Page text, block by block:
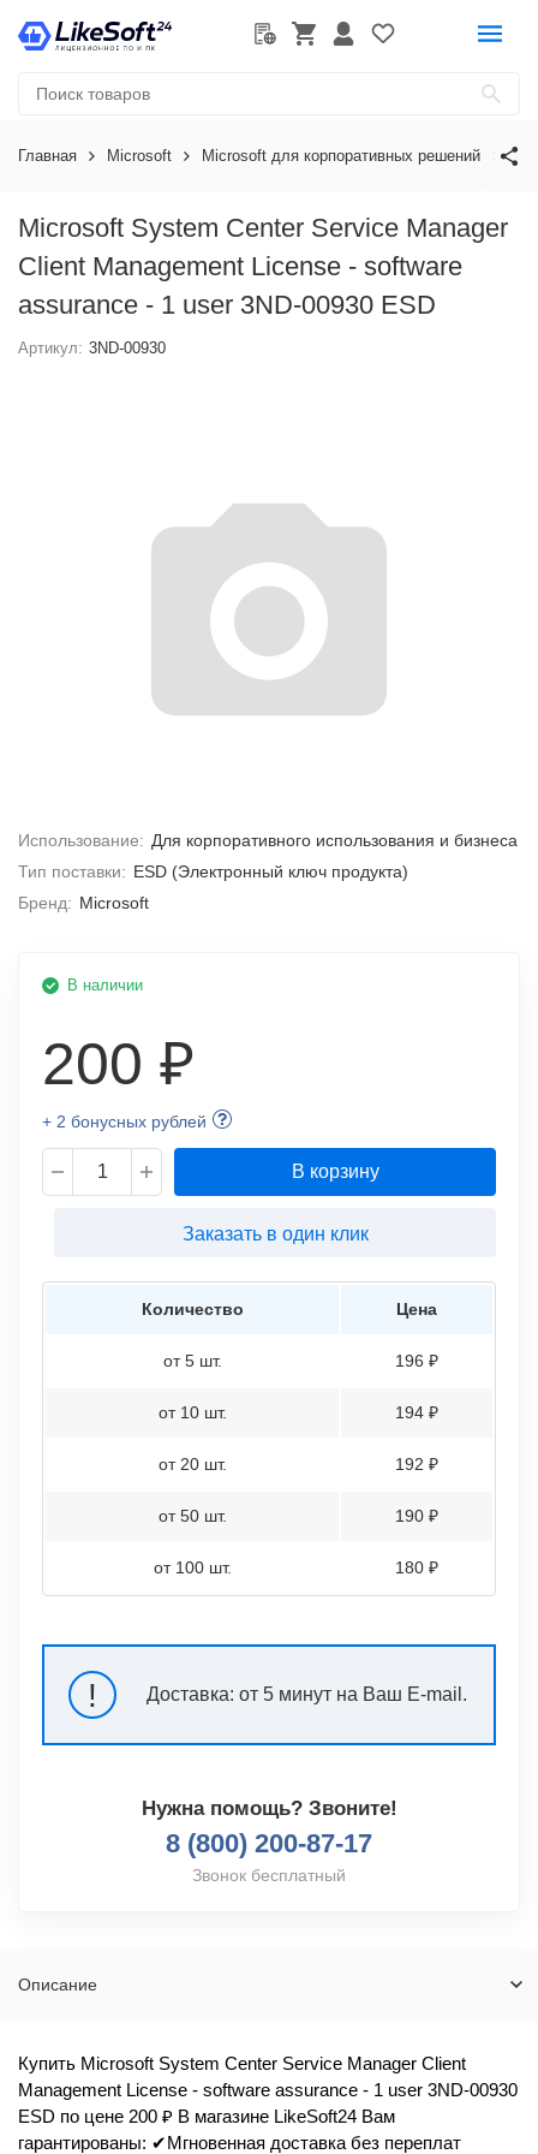
Главная Microsoft Microsoft для корпоративных решений
Microsoft System Center Service Manager
Client Management License - software
assurance - 1 user 3ND-00930 ESD
Артикул: 3ND-00930
Использование: Для корпоративного использования и бизнеса
Тип поставки: ESD (Электронный ключ продукта)
Бренд: Microsoft
В наличии
200 ₽
+ 2 бонусных рублей
В корзину
Заказать в один клик
Количество Цена
от 5 шт. 196 ₽
от 10 шт. 194 ₽
от 20 шт. 192 ₽
от 50 шт. 190 ₽
от 100 шт. 180 ₽
! Доставка: от 5 минут на Ваш E-mail.
Нужна помощь? Звоните!
8 (800) 200-87-17
Звонок бесплатный
Описание
Купить Microsoft System Center Service Manager Client
Management License - software assurance - 1 user 3ND-00930
ESD по цене 200 ₽ В магазине LikeSoft24 Вам
гарантированы: ✔Мгновенная доставка без переплат